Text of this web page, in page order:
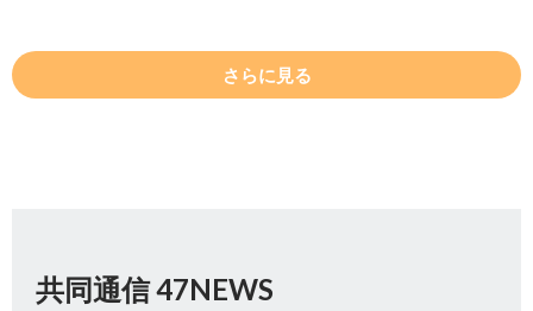
さらに見る
共同通信 47NEWS